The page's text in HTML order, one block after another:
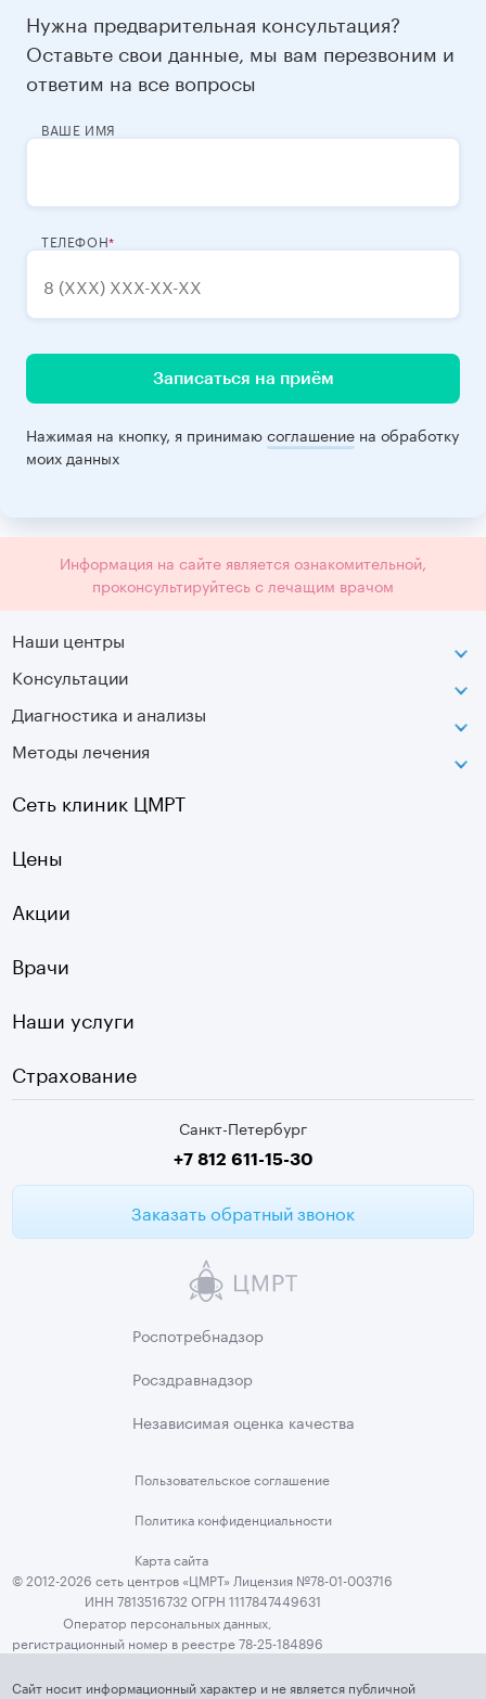
Нужна предварительная консультация?
Оставьте свои данные, мы вам перезвоним и
ответим на все вопросы
ВАШЕ ИМЯ
ТЕЛЕФОН
Записаться на приём
Нажимая на кнопку, я принимаюсоглашение на обработку
моих данных
Информация на сайте является ознакомительной,
проконсультируйтесь с лечащим врачом
Наши центры
Петроградская
Лаборатория движения
Московская
Озерки
Садовая
Старая Деревня
Девяткино
г. Колпино
Консультации
Диагностика и анализы
МРТ
Оптическая топография
УЗДГ
Чек-ап
ЭКГ
Медицинские анализы
Методы лечения
Санкт-Петербург
+7 812 611-15-30
Заказать обратный звонок
Сеть клиник ЦМРТ
Цены
Акции
Врачи
Наши услуги
Страхование
Пользовательскоесоглашение
Политика конфиденциальности
Карта сайта
Роспотребнадзор
Росздравнадзор
Независимая оценка качества
© 2012-2026 сеть центров «ЦМРТ» Лицензия №78-01-003716
ИНН 7813516732 ОГРН 1117847449631
Оператор персональных данных,
регистрационный номер в реестре 78-25-184896
Сайт носит информационный характер и не является публичной